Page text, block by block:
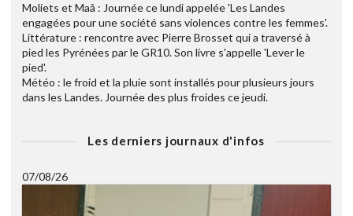
Moliets et Maâ : Journée ce lundi appelée 'Les Landes
engagées pour une société sans violences contre les femmes'.
Littérature : rencontre avec Pierre Brosset qui a traversé à
pied les Pyrénées par le GR10. Son livre s'appelle 'Lever le
pied'.
Météo : le froid et la pluie sont installés pour plusieurs jours
dans les Landes. Journée des plus froides ce jeudi.
Les derniers journaux d'infos
07/08/26